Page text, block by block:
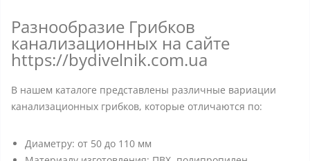
Разнообразие Грибков
канализационных на сайте
https://bydivelnik.com.ua
В нашем каталоге представлены различные вариации
канализационных грибков, которые отличаются по:
Диаметру: от 50 до 110 мм